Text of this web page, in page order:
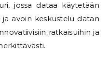
jossa dataa käytetään
avoin keskustelu datan
ratkaisuihin ja